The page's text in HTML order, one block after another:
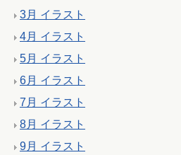
3月 イラスト
4月 イラスト
5月 イラスト
6月 イラスト
7月 イラスト
8月 イラスト
9月 イラスト